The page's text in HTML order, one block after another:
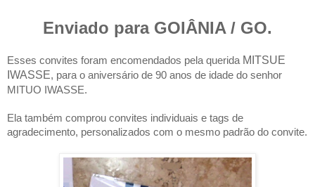
Enviado para GOIÂNIA / GO.
Esses convites foram encomendados pela querida MITSUE
IWASSE, para o aniversário de 90 anos de idade do senhor
MITUO IWASSE.
Ela também comprou convites individuais e tags de
agradecimento, personalizados com o mesmo padrão do convite.